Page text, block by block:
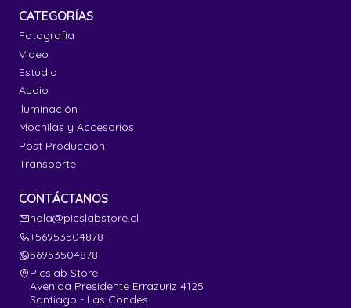
CATEGORÍAS
Fotografía
Video
Estudio
Audio
Iluminación
Mochilas y Accesorios
Post Producción
Transporte
CONTÁCTANOS
hola@picslabstore.cl
+56953504878
56953504878
Picslab Store
Avenida Presidente Errazuriz 4125
Santiago - Las Condes